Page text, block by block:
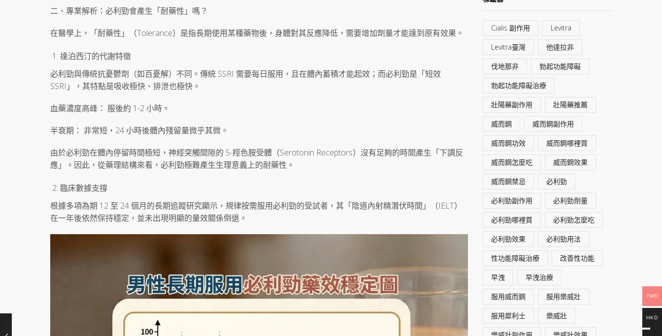
二、專業解析：必利勁會產生「耐藥性」嗎？
在醫學上，「耐藥性」（Tolerance）是指長期使用某種藥物後，身體對其反應降低，需要增加劑量才能達到原有效果。
達泊西汀的代謝特徵
必利勁與傳統抗憂鬱劑（如百憂解）不同。傳統 SSRI 需要每日服用，且在體內蓄積才能起效；而必利勁是「短效
SSRI」，其特點是吸收極快、排泄也極快。
血藥濃度高峰： 服後約 1-2 小時。
半衰期： 非常短，24 小時後體內殘留量微乎其微。
由於必利勁在體內停留時間極短，神經突觸間隙的 5-羥色胺受體（Serotonin Receptors）沒有足夠的時間產生「下調反
應」。因此，從藥理結構來看，必利勁極難產生生理意義上的耐藥性。
臨床數據支撐
根據多項為期 12 至 24 個月的長期追蹤研究顯示，規律按需服用必利勁的受試者，其「陰道內射精潛伏時間」（IELT）
在一年後依然保持穩定，並未出現明顯的量效關係倒退。
Cialis 副作用 Levitra
Levitra臺灣 他達拉非
伐地那非 勃起功能障礙
勃起功能障礙治療
壯陽藥副作用 壯陽藥推薦
威而鋼 威而鋼副作用
威而鋼功效 威而鋼哪裡買
威而鋼怎麼吃 威而鋼效果
威而鋼禁忌 必利勁
必利勁副作用 必利勁劑量
必利勁哪裡買 必利勁怎麼吃
必利勁效果 必利勁用法
性功能障礙治療 改善性功能
早洩 早洩治療
服用威而鋼 服用樂威壯
服用犀利士 樂威壯
TWD
HKD